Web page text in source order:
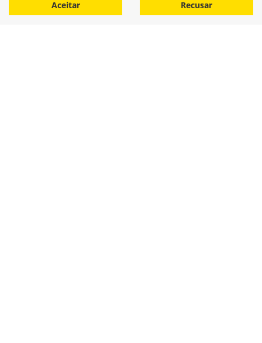
Descubra uma maneira acessível de potencializar sua
Aceitar Recusar